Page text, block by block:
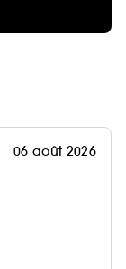
06 août 2026